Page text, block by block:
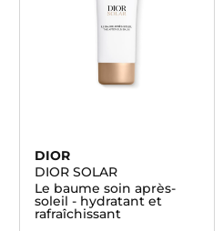
DIOR
DIOR SOLAR
Le baume soin après-
soleil - hydratant et
rafraîchissant